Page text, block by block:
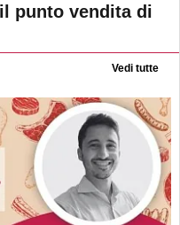
punto vendita di
Vedi tutte